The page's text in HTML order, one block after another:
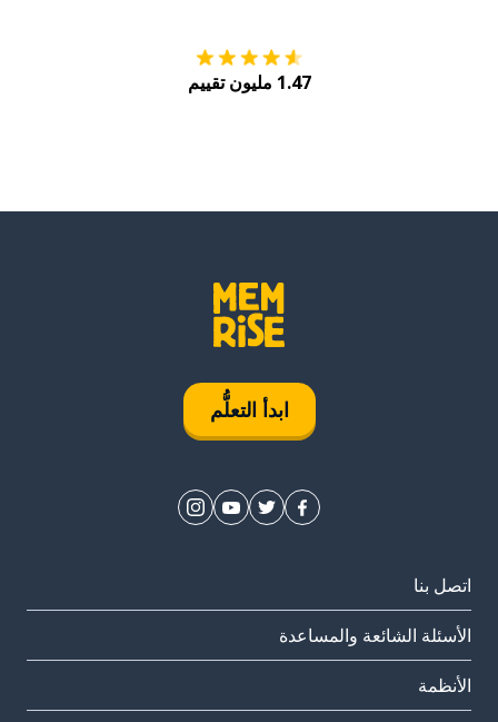
1.47 مليون تقييم
ابدأ التعلُّم
اتصل بنا
الأسئلة الشائعة والمساعدة
الأنظمة